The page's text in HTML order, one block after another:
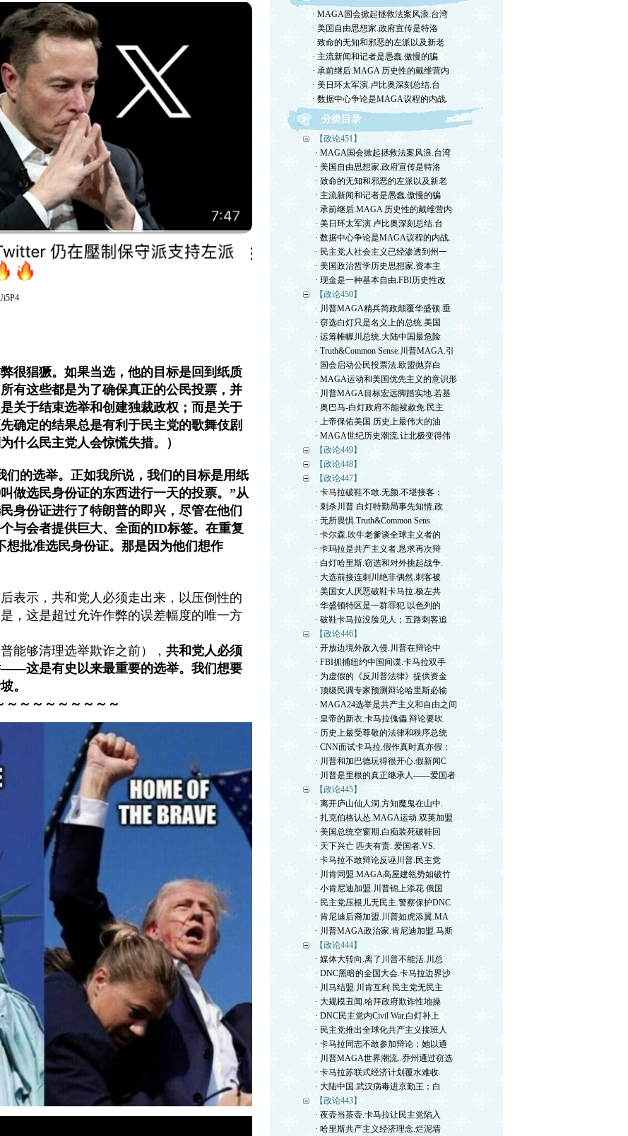
很猖獗。如果当选，他的目标是回到纸质
有这些都是为了确保真正的公民投票，并
关于结束选举和创建独裁政权；而是关于
确定的结果总是有利于民主党的歌舞伎剧
什么民主党人会惊慌失措。）
们的选举。正如我所说，我们的目标是用纸
做选民身份证的东西进行一天的投票。”从
身份证进行了特朗普的即兴，尽管在他们
与会者提供巨大、全面的ID标签。在重复
想批准选民身份证。那是因为他们想作
表示，共和党人必须走出来，以压倒性的
，这是超过允许作弊的误差幅度的唯一方
能够清理选举欺诈之前）， 共和党人必须
这是有史以来最重要的选举。我们想要
。
～～～～～～～～～
· MAGA国会掀起拯救法案风浪.台湾
· 美国自由思想家.政府宣传是特洛
· 致命的无知和邪恶的左派以及新老
· 主流新闻和记者是愚蠢.傲慢的骗
· 承前继后.MAGA 历史性的戴维营内
· 美日环太军演.卢比奥深刻总结.台
· 数据中心争论是MAGA议程的内战.
分类目录
【政论451】
· MAGA国会掀起拯救法案风浪.台湾
· 美国自由思想家.政府宣传是特洛
· 致命的无知和邪恶的左派以及新老
· 主流新闻和记者是愚蠢.傲慢的骗
· 承前继后.MAGA 历史性的戴维营内
· 美日环太军演.卢比奥深刻总结.台
· 数据中心争论是MAGA议程的内战.
· 民主党人社会主义已经渗透到州一
· 美国政治哲学历史思想家.资本主
· 现金是一种基本自由.FBI历史性改
【政论450】
· 川普MAGA精兵简政颠覆华盛顿.垂
· 窃选白灯只是名义上的总统.美国
· 运筹帷幄川总统.大陆中国最危险
· Truth&Common Sense.川普MAGA.引
· 国会启动公民投票法.欧盟抛弃白
· MAGA运动和美国优先主义的意识形
· 川普MAGA目标宏远脚踏实地.若基
· 奥巴马-白灯政府不能被赦免.民主
· 上帝保佑美国.历史上最伟大的油
· MAGA世纪历史潮流.让北极变得伟
【政论449】
【政论448】
【政论447】
· 卡马拉破鞋不敢.无颜.不堪接客；
· 刺杀川普.白灯特勤局事先知情.政
· 无所畏惧.Truth&Common Sens
· 卡尔森.吹牛老爹谈全球主义者的
· 卡玛拉是共产主义者.恳求再次辩
· 白灯哈里斯.窃选和对外挑起战争.
· 大选前接连刺川绝非偶然.刺客被
· 美国女人厌恶破鞋卡马拉.极左共
· 华盛顿特区是一群罪犯.以色列的
· 破鞋卡马拉没脸见人；五路刺客追
【政论446】
· 开放边境外敌入侵.川普在辩论中
· FBI抓捕纽约中国间谍.卡马拉双手
· 为虚假的《反川普法律》提供资金
· 顶级民调专家预测辩论哈里斯必输
· MAGA24选举是共产主义和自由之间
· 皇帝的新衣.卡马拉傀儡.辩论要吹
· 历史上最受尊敬的法律和秩序总统
· CNN面试卡马拉.假作真时真亦假；
· 川普和加巴德玩得很开心.假新闻C
· 川普是里根的真正继承人——爱国者
【政论445】
· 离开庐山仙人洞.方知魔鬼在山中.
· 扎克伯格认怂.MAGA运动.双英加盟
· 美国总统空窗期.白痴装死破鞋回
· 天下兴亡 匹夫有责. 爱国者.VS.
· 卡马拉不敢辩论反诬川普.民主党
· 川肯同盟.MAGA高屋建瓴势如破竹
· 小肯尼迪加盟.川普锦上添花.俄国
· 民主党压根儿无民主.警察保护DNC
· 肯尼迪后裔加盟.川普如虎添翼.MA
· 川普MAGA政治家.肯尼迪加盟.马斯
【政论444】
· 媒体大转向.离了川普不能活.川总
· DNC黑暗的全国大会.卡马拉边界沙
· 川马结盟.川肯互利.民主党无民主
· 大规模丑闻.哈拜政府欺诈性地操
· DNC民主党内Civil War.白灯补上
· 民主党推出全球化共产主义接班人
· 卡马拉同志不敢参加辩论；她以通
· 川普MAGA世界潮流..乔州通过窃选
· 卡马拉苏联式经济计划覆水难收.
· 大陆中国.武汉病毒进京勤王；白
【政论443】
· 夜壶当茶壶.卡马拉让民主党陷入
· 哈里斯共产主义经济理念.烂泥墙